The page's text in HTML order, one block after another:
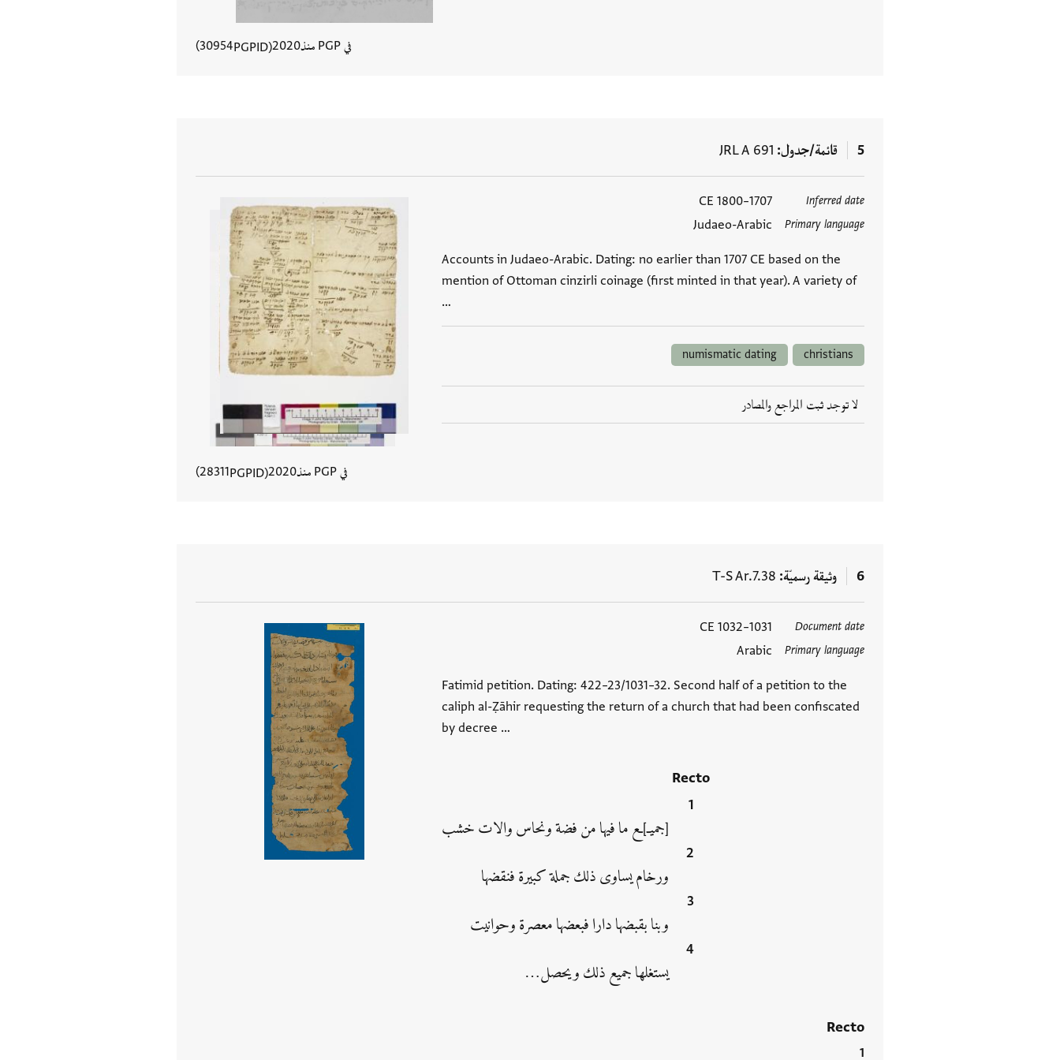
في PGP منذ 2020
PGPID
30954
5 قائمة/جدول JRL A 691
Inferred date
1707–1800 CE
Primary language
Judaeo-Arabic
Accounts in Judaeo-Arabic. Dating: no earlier than 1707 CE based on the
mention of Ottoman cinzirli coinage (first minted in that year). A variety of
…
العلامات
christians
numismatic dating
لا توجد ثبت المراجع والمصادر
في PGP منذ 2020
PGPID
28311
6 وثيقة رسميّة T-S Ar.7.38
Document date
1031–1032 CE
Primary language
Arabic
Fatimid petition. Dating: 422–23/1031–32. Second half of a petition to the
caliph al-Ẓāhir requesting the return of a church that had been confiscated
by decree …
Recto
[جميـ]ـع ما فيها من فضة ونحاس والات خشب
ورخام يساوى ذلك جملة كبيرة فنقضها
وبنا بقبضها دارا فبعضها معصرة وحوانيت
يستغلها جميع ذلك ويحصل…
Recto
العلامات